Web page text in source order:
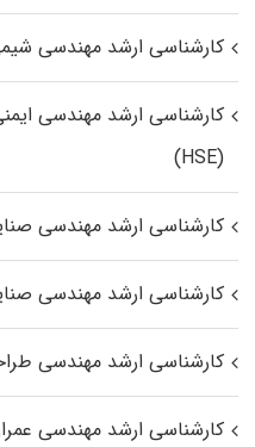
کارشناسی ارشد مهندسی
کارشناسی ارشد مهندسی
(HSE)
کارشناسی ارشد مهندسی
کارشناسی ارشد مهندسی
کارشناسی ارشد مهندسی
کارشناسی ارشد مهندسی